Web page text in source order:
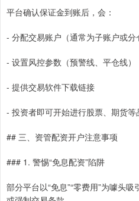
平台确认保证金到账后，会：
- 分配交易账户（通常为子账户或分
- 设置风控参数（预警线、平仓线）
- 提供交易软件下载链接
- 投资者即可开始进行股票、期货等
## 三、资管配资开户注意事项
### 1. 警惕“免息配资”陷阱
部分平台以“免息”“零费用”为噱头